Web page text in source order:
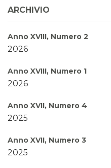
ARCHIVIO
Anno XVIII, Numero 2
2026
Anno XVIII, Numero 1
2026
Anno XVII, Numero 4
2025
Anno XVII, Numero 3
2025